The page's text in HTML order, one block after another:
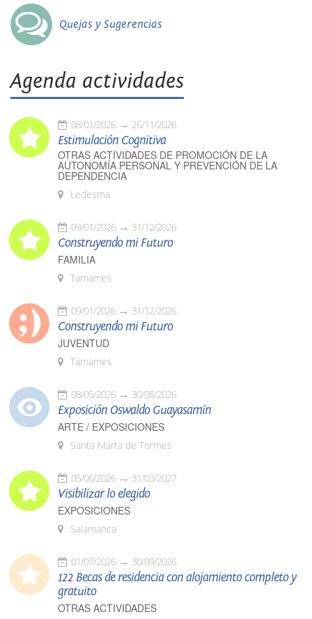
Quejas y Sugerencias
Agenda actividades
08/01/2026 26/11/2026
Estimulación Cognitiva
OTRAS ACTIVIDADES DE PROMOCIÓN DE LA
AUTONOMÍA PERSONAL Y PREVENCIÓN DE LA
DEPENDENCIA
Ledesma
09/01/2026 31/12/2026
Construyendo mi Futuro
FAMILIA
Tamames
09/01/2026 31/12/2026
Construyendo mi Futuro
JUVENTUD
Tamames
08/05/2026 30/08/2026
Exposición Oswaldo Guayasamín
ARTE / EXPOSICIONES
Santa Marta de Tormes
05/06/2026 31/03/2027
Visibilizar lo elegido
EXPOSICIONES
Salamanca
01/07/2026 30/09/2026
122 Becas de residencia con alojamiento completo y
gratuito
OTRAS ACTIVIDADES